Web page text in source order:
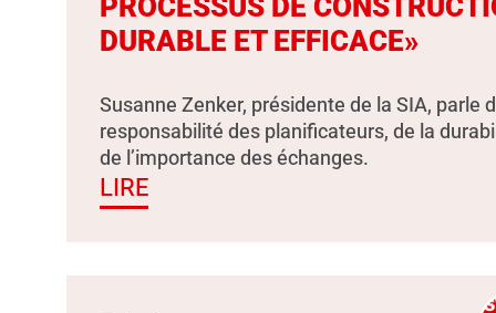
PROCESSUS DE
DURABLE ET EFFICACE»
Susanne Zenker, présidente de la SIA, parle
responsabilité des planificateurs, de la
de l’importance des échanges.
LIRE